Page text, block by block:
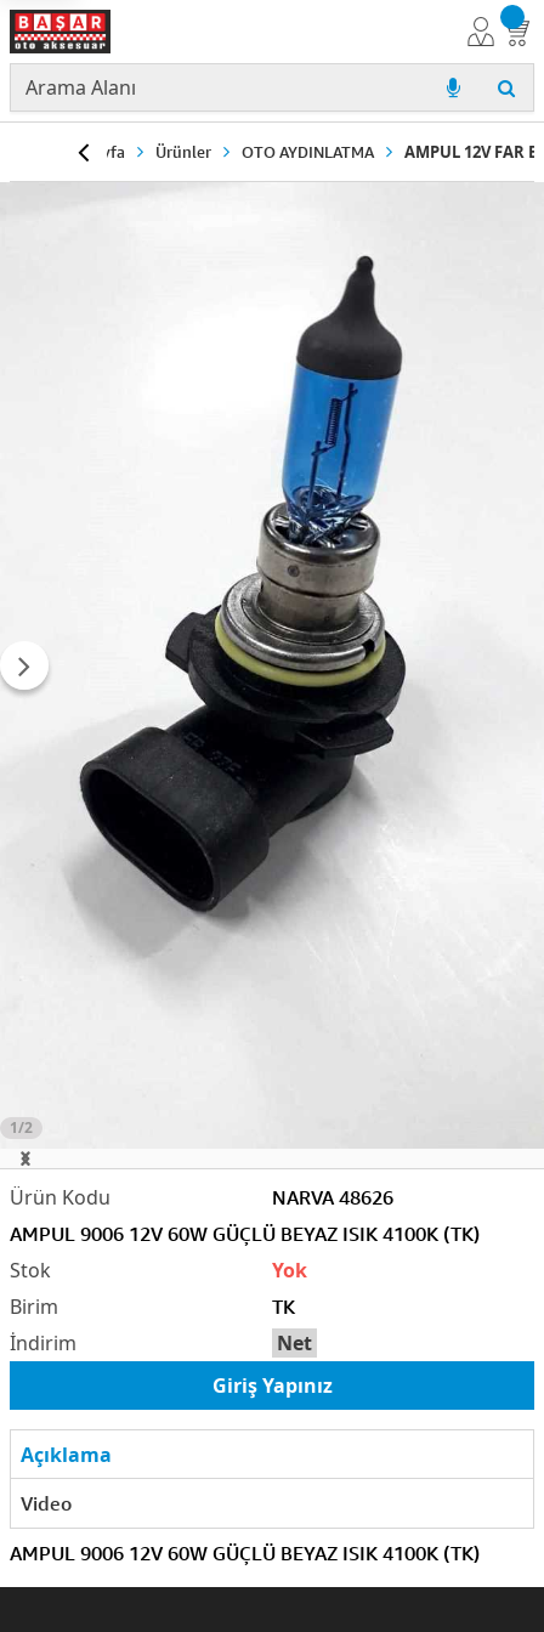
Anasayfa Ürünler OTO AYDINLATMA AMPUL 12V FAR
1/2
NARVA 48626
AMPUL 9006 12V 60W GÜÇLÜ BEYAZ ISIK 4100K (TK)
TK
Net
Yok
Giriş Yapınız
Açıklama
Video
AMPUL 9006 12V 60W GÜÇLÜ BEYAZ ISIK 4100K (TK)